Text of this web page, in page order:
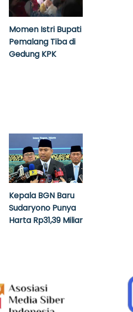
Momen Istri Bupati
Pemalang Tiba di
Gedung KPK
Kepala BGN Baru
Sudaryono Punya
Harta Rp31,39 Miliar